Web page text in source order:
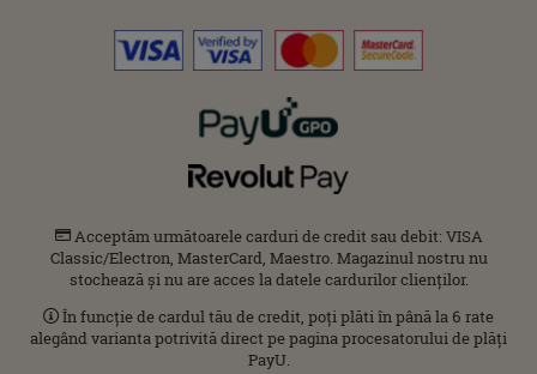
Acceptăm următoarele carduri de credit sau debit: VISA
Classic/Electron, MasterCard, Maestro. Magazinul nostru nu
stochează și nu are acces la datele cardurilor clienților.
În funcție de cardul tău de credit, poți plăti în până la 6 rate
alegând varianta potrivită direct pe pagina procesatorului de plăți
PayU.